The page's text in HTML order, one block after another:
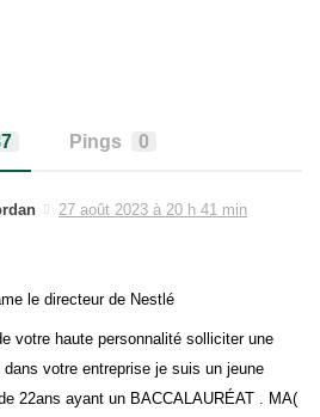
Pings 0
27 août 2023 à 20 h 41 min
le directeur de Nestlé
votre haute personnalité solliciter une
dans votre entreprise je suis un jeune
22ans ayant un BACCALAURÉAT . MA(